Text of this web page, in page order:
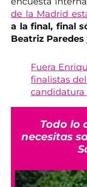
de la Madrid
a la final, final
Beatriz Paredes
Fuera
finalistas
candidatura
Todo lo
necesitas